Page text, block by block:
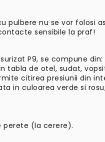
pulbere nu se vor folosi
sensibile la praf!
P9, se compune din:
tabla de otel, sudat,
citirea presiunii din
in culoarea verde si rosu;
perete (la cerere).